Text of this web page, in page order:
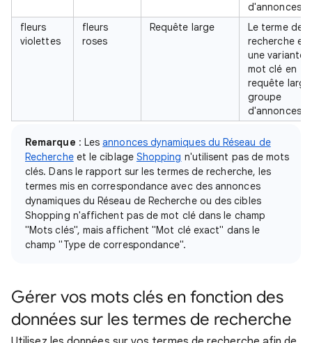
d'annonces
fleurs
violettes
fleurs
roses
Requête large
Le terme de
recherche est
une variante
mot clé en
requête
groupe
d'annonces
Remarque : Lesannonces dynamiques du Réseau de
Rechercheet le ciblage Shopping n'utilisent pas de mots
clés. Dans le rapport sur les termes de recherche, les
termes mis en correspondance avec des annonces
dynamiques du Réseau de Recherche ou des cibles
Shopping n'affichent pas de mot clé dans le champ
"Mots clés", mais affichent "Mot clé exact" dans le
champ "Type de correspondance".
Gérer vos mots clés en fonction des
données sur les termes de recherche